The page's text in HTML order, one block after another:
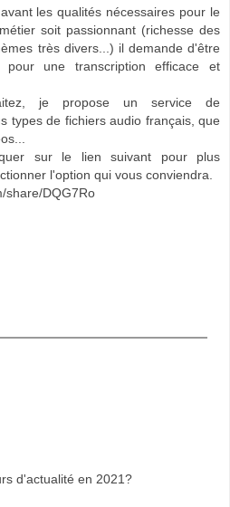
les qualités nécessaires pour le
soit passionnant (richesse des
très divers...) il demande d'être
pour une transcription efficace et
je propose un service de
types de fichiers audio français, que
sur le lien suivant pour plus
l'option qui vous conviendra.
share/DQG7Ro
d'actualité en 2021?